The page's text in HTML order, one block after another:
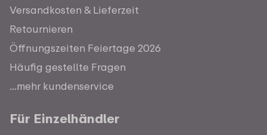
Versandkosten & Lieferzeit
Retournieren
Öffnungszeiten Feiertage 2026
Häufig gestellte Fragen
...mehr kundenservice
Für Einzelhändler